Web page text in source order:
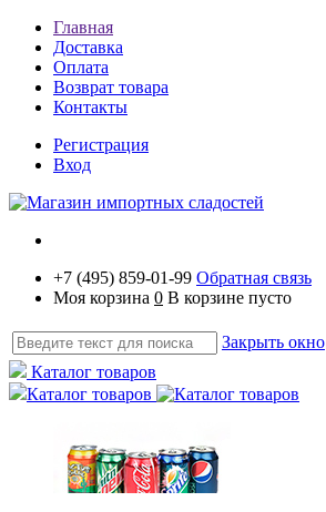
Главная
Доставка
Оплата
Возврат товара
Контакты
Регистрация
Вход
+7 (495) 859-01-99 Обратная связь
Моя корзина 0 В корзине пусто
Закрыть окно
Каталог товаров
Каталог товаров